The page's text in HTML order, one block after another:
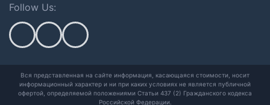
Follow Us:
Вся представленная на сайте информация, касающаяся стоимости, носит
информационный характер и ни при каких условиях не является публичной
офертой, определяемой положениями Статьи 437 (2) Гражданского кодекса
Российской Федерации.